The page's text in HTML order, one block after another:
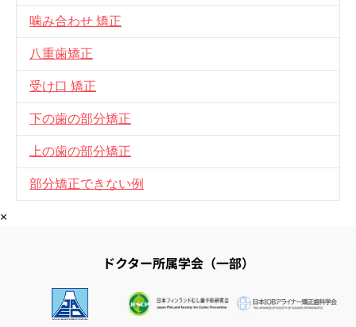
噛み合わせ 矯正
八重歯矯正
受け口 矯正
下の歯の部分矯正
上の歯の部分矯正
部分矯正できない例
×
ドクター所属学会（一部）